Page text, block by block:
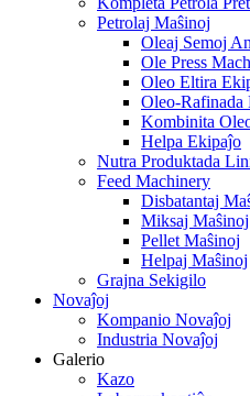
Petrolaj Maŝinoj
Oleaj Semoj
Ole Press
Oleo Eltira
Oleo-Rafinada
Kombinita
Helpa Ekipaĵo
Nutra Produktada
Feed Machinery
Disbatantaj
Miksaj Maŝinoj
Pellet Maŝinoj
Helpaj Maŝinoj
Grajna Sekigilo
Novaĵoj
Kompanio Novaĵoj
Industria Novaĵoj
Galerio
Kazo